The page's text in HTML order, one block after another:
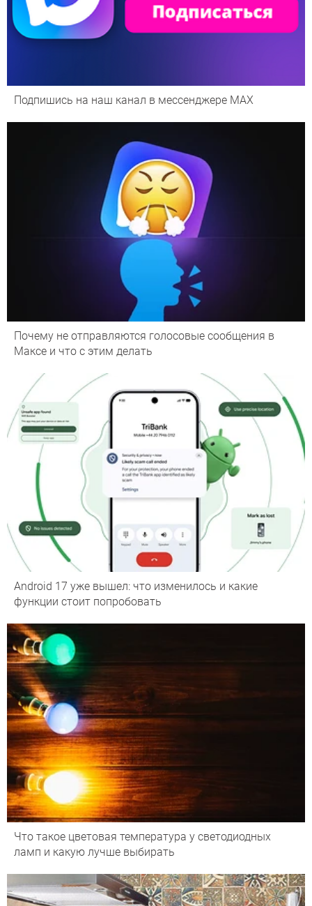
Подпишись на наш канал в мессенджере МАХ
Почему не отправляются голосовые сообщения в
Максе и что с этим делать
Android 17 уже вышел: что изменилось и какие
функции стоит попробовать
Что такое цветовая температура у светодиодных
ламп и какую лучше выбирать